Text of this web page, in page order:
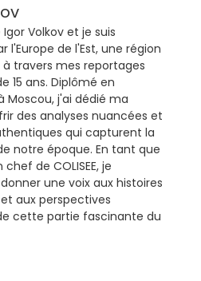
Volkov et je suis
l'Europe de l'Est, une région
à travers mes reportages
15 ans. Diplômé en
Moscou, j'ai dédié ma
des analyses nuancées et
qui capturent la
notre époque. En tant que
de COLISEE, je
une voix aux histoires
aux perspectives
cette partie fascinante du